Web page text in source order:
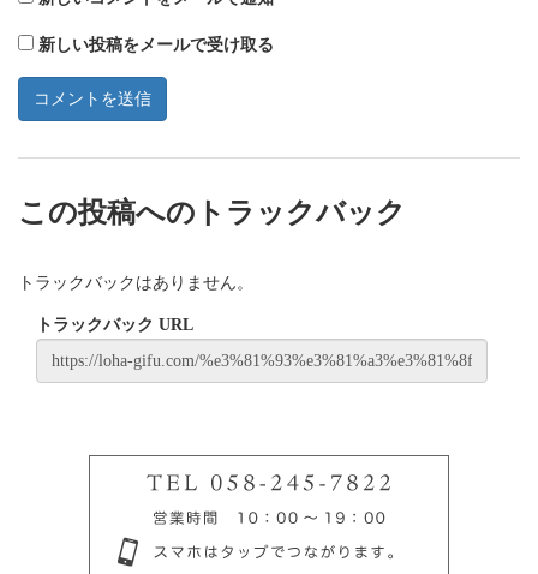
新しい投稿をメールで受け取る
この投稿へのトラックバック
トラックバックはありません。
トラックバック URL